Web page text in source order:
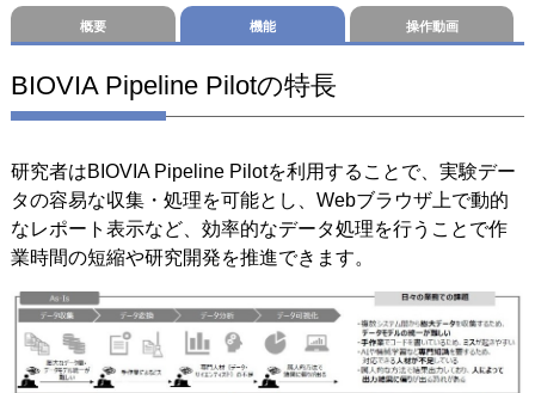
概要 機能 操作動画
BIOVIA Pipeline Pilotの特長
研究者はBIOVIA Pipeline Pilotを利用することで、実験デー
タの容易な収集・処理を可能とし、Webブラウザ上で動的
なレポート表示など、効率的なデータ処理を行うことで作
業時間の短縮や研究開発を推進できます。